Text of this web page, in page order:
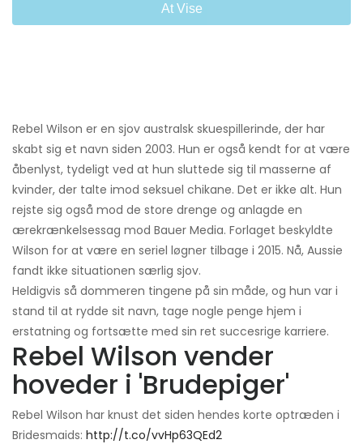
At Vise
Rebel Wilson er en sjov australsk skuespillerinde, der har
skabt sig et navn siden 2003. Hun er også kendt for at være
åbenlyst, tydeligt ved at hun sluttede sig til masserne af
kvinder, der talte imod seksuel chikane. Det er ikke alt. Hun
rejste sig også mod de store drenge og anlagde en
ærekrænkelsessag mod Bauer Media. Forlaget beskyldte
Wilson for at være en seriel løgner tilbage i 2015. Nå, Aussie
fandt ikke situationen særlig sjov.
Heldigvis så dommeren tingene på sin måde, og hun var i
stand til at rydde sit navn, tage nogle penge hjem i
erstatning og fortsætte med sin ret succesrige karriere.
Rebel Wilson vender
hoveder i 'Brudepiger'
Rebel Wilson har knust det siden hendes korte optræden i
Bridesmaids: http://t.co/vvHp63QEd2